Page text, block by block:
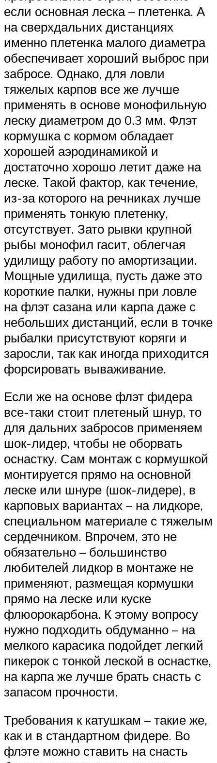
если основная леска – плетенка. А
на сверхдальних дистанциях
именно плетенка малого диаметра
обеспечивает хороший выброс при
забросе. Однако, для ловли
тяжелых карпов все же лучше
применять в основе монофильную
леску диаметром до 0.3 мм. Флэт
кормушка с кормом обладает
хорошей аэродинамикой и
достаточно хорошо летит даже на
леске. Такой фактор, как течение,
из-за которого на речниках лучше
применять тонкую плетенку,
отсутствует. Зато рывки крупной
рыбы монофил гасит, облегчая
удилищу работу по амортизации.
Мощные удилища, пусть даже это
короткие палки, нужны при ловле
на флэт сазана или карпа даже с
небольших дистанций, если в точке
рыбалки присутствуют коряги и
заросли, так как иногда приходится
форсировать вываживание.
Если же на основе флэт фидера
все-таки стоит плетеный шнур, то
для дальних забросов применяем
шок-лидер, чтобы не оборвать
оснастку. Сам монтаж с кормушкой
монтируется прямо на основной
леске или шнуре (шок-лидере), в
карповых вариантах – на лидкоре,
специальном материале с тяжелым
сердечником. Впрочем, это не
обязательно – большинство
любителей лидкор в монтаже не
применяют, размещая кормушки
прямо на леске или куске
флюорокарбона. К этому вопросу
нужно подходить обдуманно – на
мелкого карасика подойдет легкий
пикерок с тонкой леской в оснастке,
на карпа же лучше брать снасть с
запасом прочности.
Требования к катушкам – такие же,
как и в стандартном фидере. Во
флэте можно ставить на снасть